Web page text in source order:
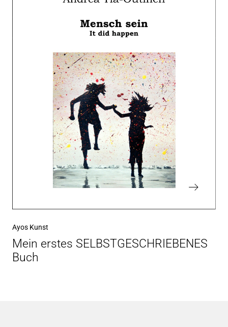
Ayos Kunst
Mein erstes SELBSTGESCHRIEBENES
Buch